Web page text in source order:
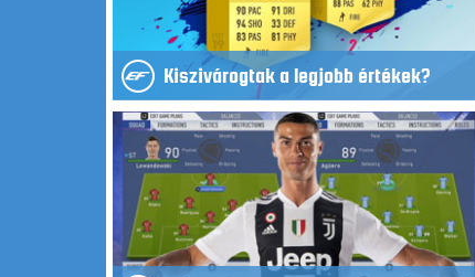
Kiszivárogtak a legjobb értékek?